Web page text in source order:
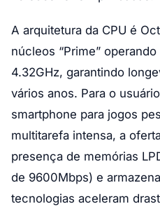
A arquitetura da CPU é
núcleos “Prime”
4.32GHz, garantindo
vários anos. Para o
smartphone para jogos
multitarefa intensa, a
presença de memórias
de 9600Mbps) e
tecnologias aceleram